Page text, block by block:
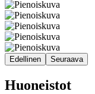
Edellinen Seuraava
Huoneistot